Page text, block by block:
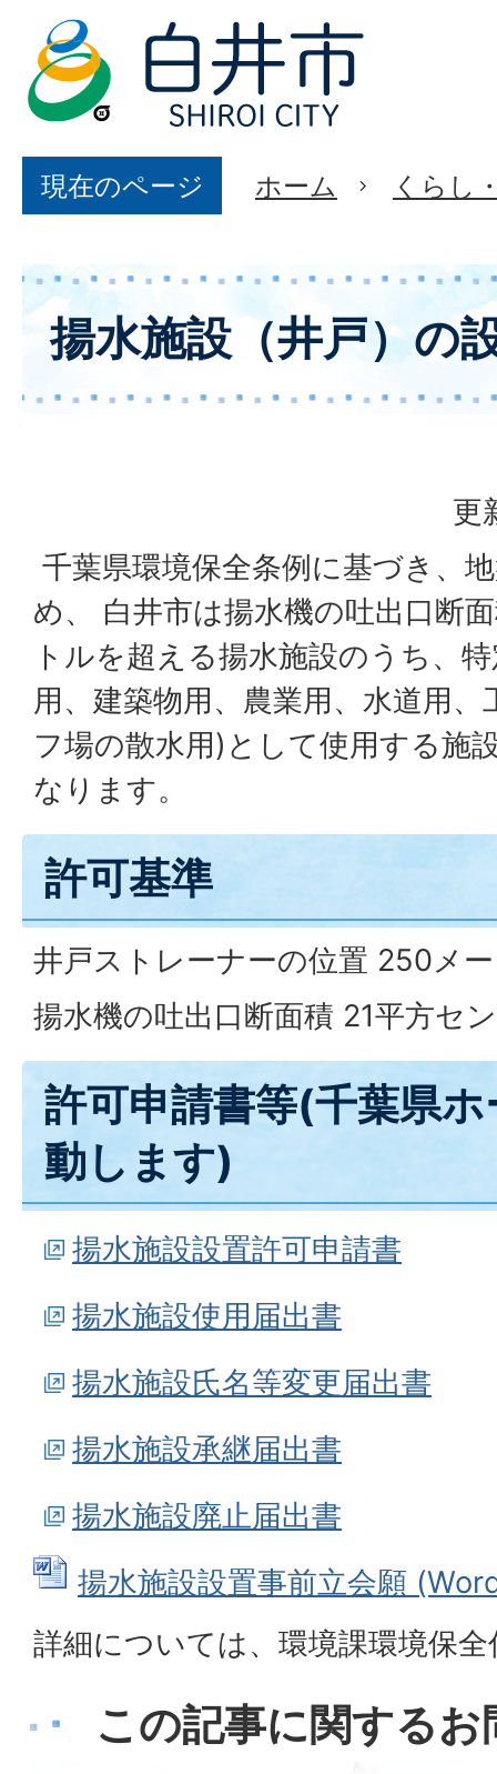
現在のページ ホーム くらし
揚水施設（井戸）の
更
千葉県環境保全条例に基づき、
め、 白井市は揚水機の吐出口断
トルを超える揚水施設のうち、
用、建築物用、農業用、水道用
フ場の散水用)として使用する施
なります。
許可基準
井戸ストレーナーの位置 250メ
揚水機の吐出口断面積 21平方セ
許可申請書等(千葉県
動します)
揚水施設設置許可申請書
揚水施設使用届出書
揚水施設氏名等変更届出書
揚水施設承継届出書
揚水施設廃止届出書
揚水施設設置事前立会願
詳細については、環境課環境保
この記事に関する